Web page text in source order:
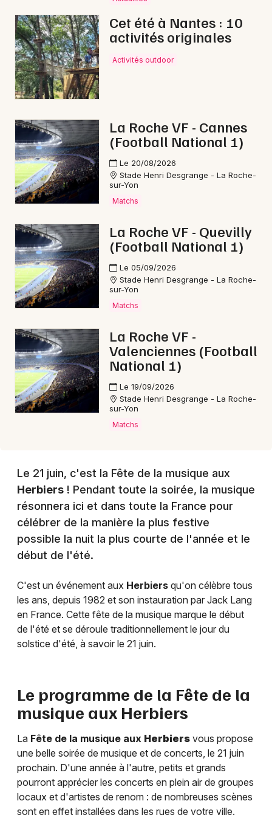
Newsletter des sorties
Artistes en tournée
Magazine aux Herbiers
85 - Vendée
Choisir mes départements
Mon email
Je m'abonne
Cet été à Nantes : 10
activités originales
Activités outdoor
La Roche VF - Cannes
(Football National 1)
Le 20/08/2026
Stade Henri Desgrange - La Roche-
sur-Yon
Matchs
La Roche VF - Quevilly
(Football National 1)
Le 05/09/2026
Stade Henri Desgrange - La Roche-
sur-Yon
Matchs
La Roche VF -
Valenciennes (Football
National 1)
Le 19/09/2026
Stade Henri Desgrange - La Roche-
sur-Yon
Matchs
Le 21 juin, c'est la Fête de la musique aux
Herbiers ! Pendant toute la soirée, la musique
résonnera ici et dans toute la France pour
célébrer de la manière la plus festive
possible la nuit la plus courte de l'année et le
début de l'été.
C'est un événement aux Herbiers qu'on célèbre tous
les ans, depuis 1982 et son instauration par Jack Lang
en France. Cette fête de la musique marque le début
de l'été et se déroule traditionnellement le jour du
solstice d'été, à savoir le 21 juin.
Le programme de la Fête de la
musique aux Herbiers
La Fête de la musique aux Herbiers vous propose
une belle soirée de musique et de concerts, le 21 juin
prochain. D'une année à l'autre, petits et grands
pourront apprécier les concerts en plein air de groupes
locaux et d'artistes de renom : de nombreuses scènes
sont en effet installées dans les rues de votre ville.